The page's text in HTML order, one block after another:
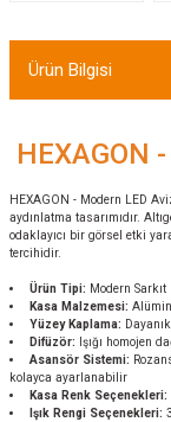
Ürün Bilgisi
HEXAGON
HEXAGON - Modern LED
aydınlatma tasarımıdır.
odaklayıcı bir görsel etki
tercihidir.
Ürün Tipi: Modern
Kasa Malzemesi:
Yüzey Kaplama:
Difüzör:
Işığı homojen
Asansör Sistemi:
kolayca ayarlanabilir
Kasa Renk Seçenekleri:
Işık Rengi Seçenekleri: